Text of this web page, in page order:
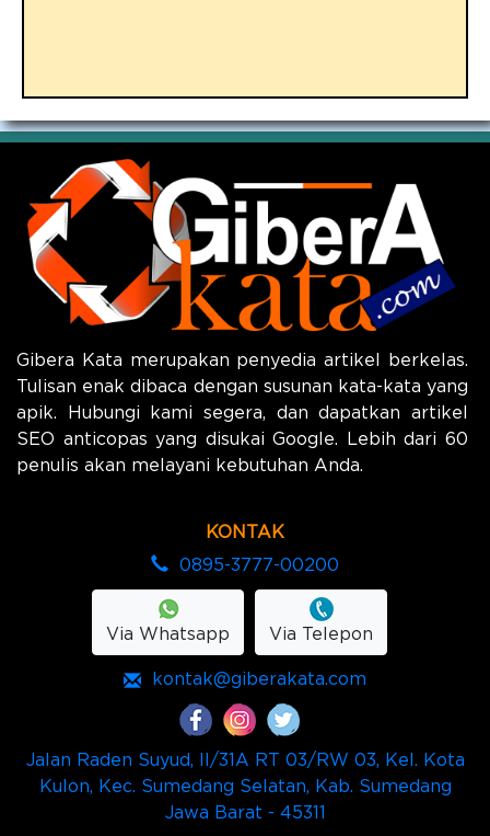
Gibera Kata merupakan penyedia artikel berkelas.
Tulisan enak dibaca dengan susunan kata-kata yang
apik. Hubungi kami segera, dan dapatkan artikel
SEO anticopas yang disukai Google. Lebih dari 60
penulis akan melayani kebutuhan Anda.
KONTAK
0895-3777-00200
Via Whatsapp Via Telepon
kontak@giberakata.com
Jalan Raden Suyud, II/31A RT 03/RW 03, Kel. Kota
Kulon, Kec. Sumedang Selatan, Kab. Sumedang
Jawa Barat - 45311